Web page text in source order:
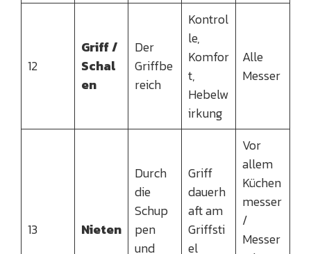
12
Griff /
Schal
en
Der
Griffbe
reich
Kontrol
le,
Komfor
t,
Hebelw
irkung
Alle
Messer
13 Nieten
Durch
die
Schup
pen
und
Griff
dauerh
aft am
Griffsti
el
Vor
allem
Küchen
messer
/
Messer